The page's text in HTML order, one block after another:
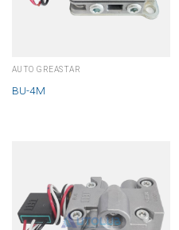
AUTO GREASTAR
BU-4M